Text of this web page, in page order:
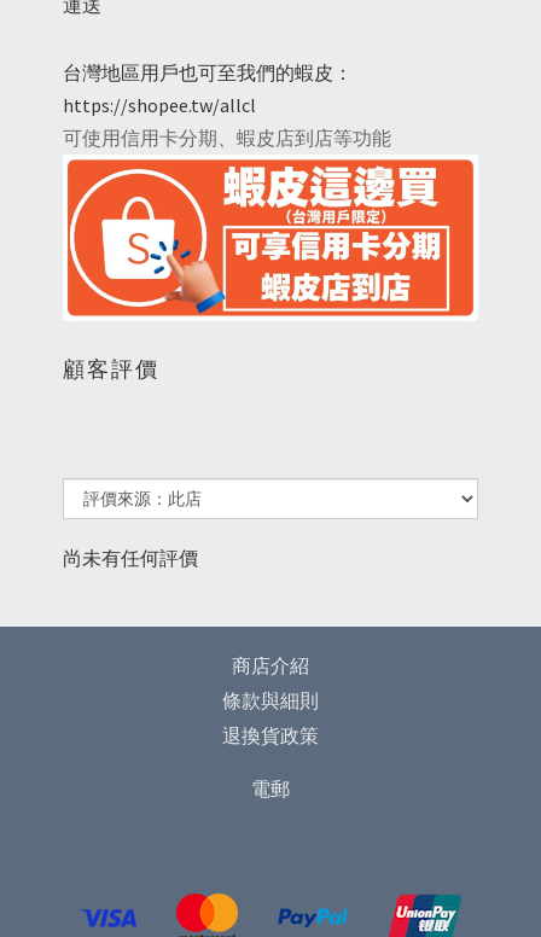
台灣地區用戶也可至我們的蝦皮：
https://shopee.tw/allcl
可使用信用卡分期、蝦皮店到店等功能
顧客評價
尚未有任何評價
商店介紹
條款與細則
退換貨政策
電郵